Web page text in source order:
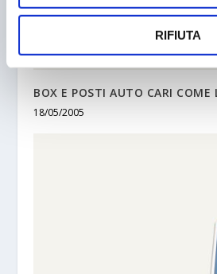
RIFIUTA
BOX E POSTI AUTO CARI COME
18/05/2005